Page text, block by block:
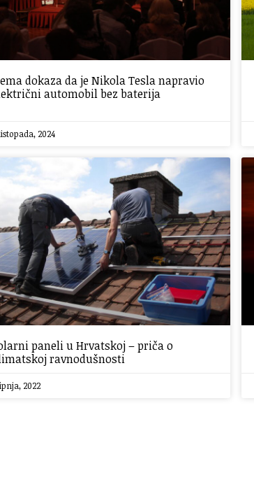
dokaza da je Nikola Tesla napravio
automobil bez baterija
2024
paneli u Hrvatskoj – priča o
ravnodušnosti
2022